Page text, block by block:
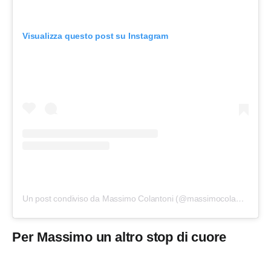
Visualizza questo post su Instagram
Un post condiviso da Massimo Colantoni (@massimocolantoni_)
Per Massimo un altro stop di cuore